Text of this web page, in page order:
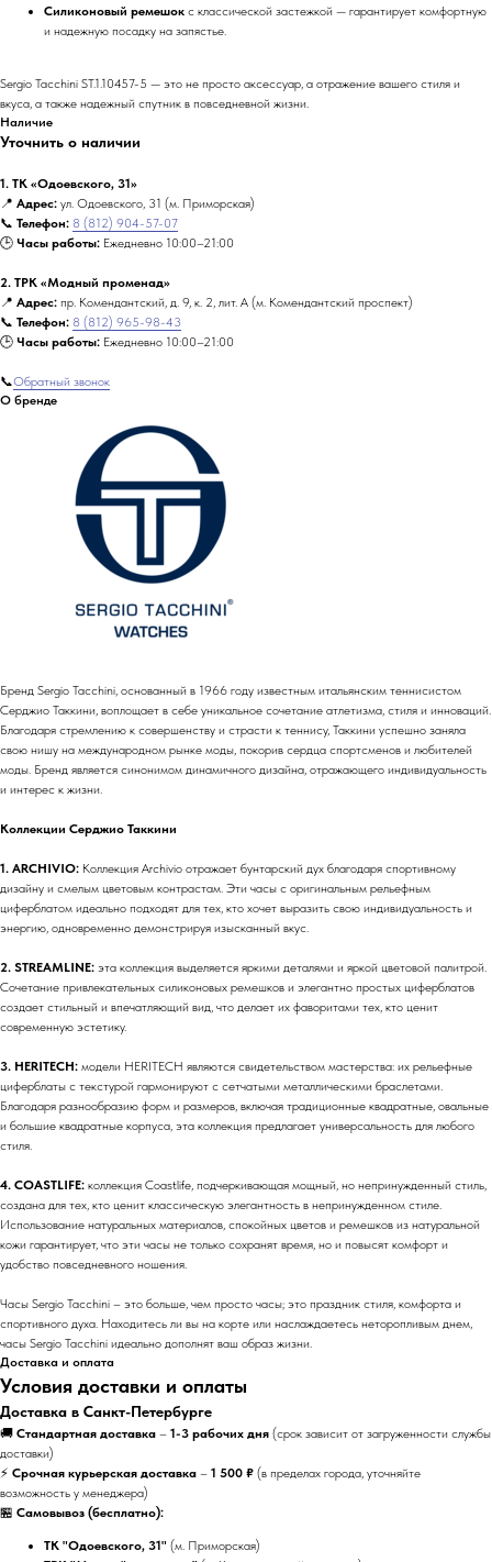
Силиконовый ремешок с классической застежкой — гарантирует комфортную
и надежную посадку на запястье.
Sergio Tacchini ST.1.10457-5 — это не просто аксессуар, а отражение вашего стиля и
вкуса, а также надежный спутник в повседневной жизни.
Наличие
Уточнить о наличии
1. ТК «Одоевского, 31»
📍 Адрес: ул. Одоевского, 31 (м. Приморская)
📞 Телефон: 8 (812) 904-57-07
🕒 Часы работы: Ежедневно 10:00–21:00
2. ТРК «Модный променад»
📍 Адрес: пр. Комендантский, д. 9, к. 2, лит. А (м. Комендантский проспект)
📞 Телефон: 8 (812) 965-98-43
🕒 Часы работы: Ежедневно 10:00–21:00
📞Обратный звонок
О бренде
Бренд Sergio Tacchini, основанный в 1966 году известным итальянским теннисистом
Серджио Таккини, воплощает в себе уникальное сочетание атлетизма, стиля и инноваций.
Благодаря стремлению к совершенству и страсти к теннису, Таккини успешно заняла
свою нишу на международном рынке моды, покорив сердца спортсменов и любителей
моды. Бренд является синонимом динамичного дизайна, отражающего индивидуальность
и интерес к жизни.
Коллекции Серджио Таккини
1. ARCHIVIO: Коллекция Archivio отражает бунтарский дух благодаря спортивному
дизайну и смелым цветовым контрастам. Эти часы с оригинальным рельефным
циферблатом идеально подходят для тех, кто хочет выразить свою индивидуальность и
энергию, одновременно демонстрируя изысканный вкус.
2. STREAMLINE: эта коллекция выделяется яркими деталями и яркой цветовой палитрой.
Сочетание привлекательных силиконовых ремешков и элегантно простых циферблатов
создает стильный и впечатляющий вид, что делает их фаворитами тех, кто ценит
современную эстетику.
3. HERITECH: модели HERITECH являются свидетельством мастерства: их рельефные
циферблаты с текстурой гармонируют с сетчатыми металлическими браслетами.
Благодаря разнообразию форм и размеров, включая традиционные квадратные, овальные
и большие квадратные корпуса, эта коллекция предлагает универсальность для любого
стиля.
4. COASTLIFE: коллекция Coastlife, подчеркивающая мощный, но непринужденный стиль,
создана для тех, кто ценит классическую элегантность в непринужденном стиле.
Использование натуральных материалов, спокойных цветов и ремешков из натуральной
кожи гарантирует, что эти часы не только сохранят время, но и повысят комфорт и
удобство повседневного ношения.
Часы Sergio Tacchini – это больше, чем просто часы; это праздник стиля, комфорта и
спортивного духа. Находитесь ли вы на корте или наслаждаетесь неторопливым днем,
часы Sergio Tacchini идеально дополнят ваш образ жизни.
Доставка и оплата
Условия доставки и оплаты
Доставка в Санкт-Петербурге
🚚 Стандартная доставка – 1-3 рабочих дня (срок зависит от загруженности службы
доставки)
⚡ Срочная курьерская доставка – 1 500 ₽ (в пределах города, уточняйте
возможность у менеджера)
🏪 Самовывоз (бесплатно):
ТК "Одоевского, 31" (м. Приморская)